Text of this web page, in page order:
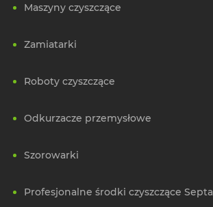
Maszyny czyszczące
Zamiatarki
Roboty czyszczące
Odkurzacze przemysłowe
Szorowarki
Profesjonalne środki czyszczące Septa